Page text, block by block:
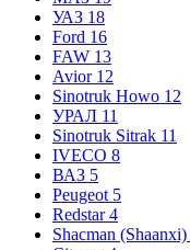
УАЗ 18
Ford 16
FAW 13
Avior 12
Sinotruk Howo 12
УРАЛ 11
Sinotruk Sitrak 11
IVECO 8
ВАЗ 5
Peugeot 5
Redstar 4
Shacman (Shaanxi)